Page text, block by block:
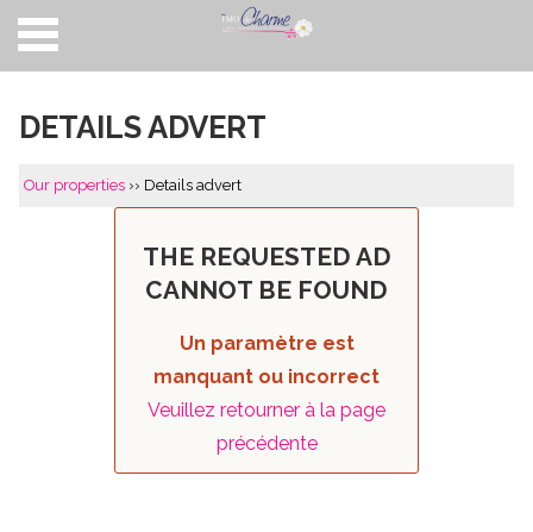
Our properties
Philosophy
Sold
Contact
FR | EN
DETAILS ADVERT
Our properties›› Details advert
THE REQUESTED AD
CANNOT BE FOUND
Un paramètre est
manquant ou incorrect
Veuillez retourner à la page
précédente